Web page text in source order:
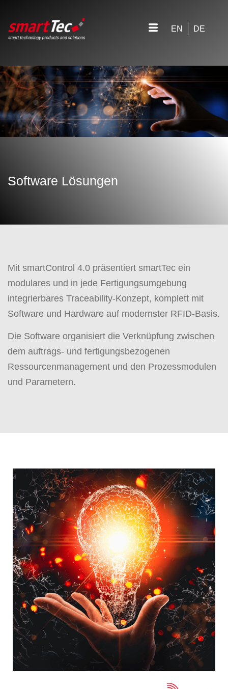
EN DE
Software Lösungen
Mit smartControl 4.0 präsentiert smartTec ein
modulares und in jede Fertigungsumgebung
integrierbares Traceability-Konzept, komplett mit
Software und Hardware auf modernster RFID-Basis.
Die Software organisiert die Verknüpfung zwischen
dem auftrags- und fertigungsbezogenen
Ressourcenmanagement und den Prozessmodulen
und Parametern.